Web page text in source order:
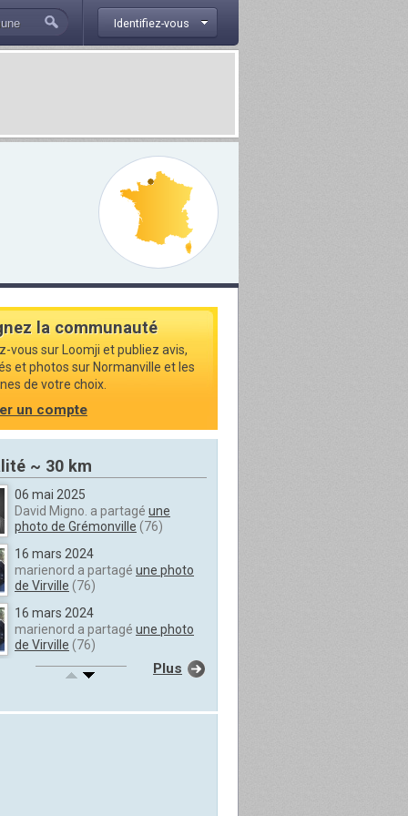
Identifiez-vous
la communauté
vous sur Loomji et publiez avis,
et photos sur Normanville et les
de votre choix.
un compte
~ 30 km
06 mai 2025
David Migno. a partagé une
photo de Grémonville (76)
16 mars 2024
marienord a partagé une photo
de Virville (76)
16 mars 2024
marienord a partagé une photo
de Virville (76)
16 mars 2024
Plus